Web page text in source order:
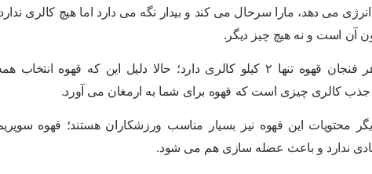
می دهد، مارا سرحال می کند و بیدار نگه می دارد اما هیچ کالری
آن است و نه هیچ چیز دیگر.
البته کالری قهوه صفر مطلق هم نیست بلکه هر فنجان قهوه تنها ۲ کیلو کالری دارد؛ حالا دلیل این که قهوه انتخاب
جذب کالری چیزی است که قهوه برای شما به ارمغان می آورد.
محتویات این قهوه نیز بسیار مناسب ورزشکاران هستند؛ قهوه
ندارد و باعث عضله سازی هم می شود.